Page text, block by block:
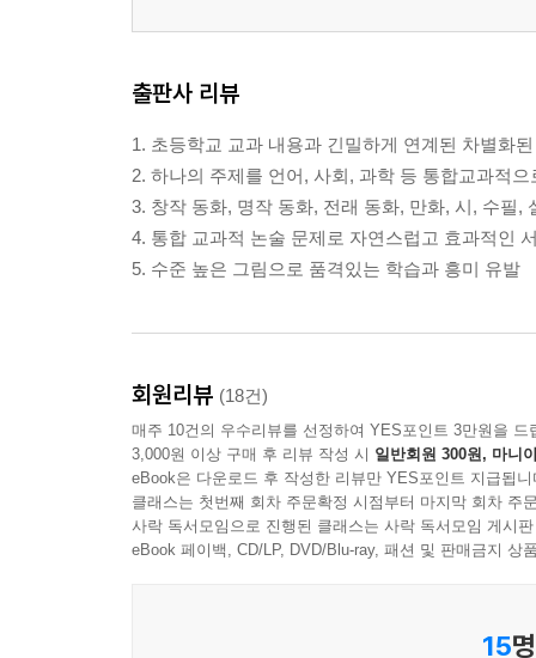
출판사 리뷰
1. 초등학교 교과 내용과 긴밀하게 연계된 차별화
2. 하나의 주제를 언어, 사회, 과학 등 통합교과적
3. 창작 동화, 명작 동화, 전래 동화, 만화, 시, 수필,
4. 통합 교과적 논술 문제로 자연스럽고 효과적인
5. 수준 높은 그림으로 품격있는 학습과 흥미 유발
회원리뷰 (18건)
매주 10건의 우수리뷰를 선정하여 YES포인트 3만원을 드
3,000원 이상 구매 후 리뷰 작성 시 일반회원 300원, 마니
eBook은 다운로드 후 작성한 리뷰만 YES포인트 지급됩니
클래스는 첫번째 회차 주문확정 시점부터 마지막 회차 주
사락 독서모임으로 진행된 클래스는 사락 독서모임 게시
eBook 페이백, CD/LP, DVD/Blu-ray, 패션 및 판매금지 상
15